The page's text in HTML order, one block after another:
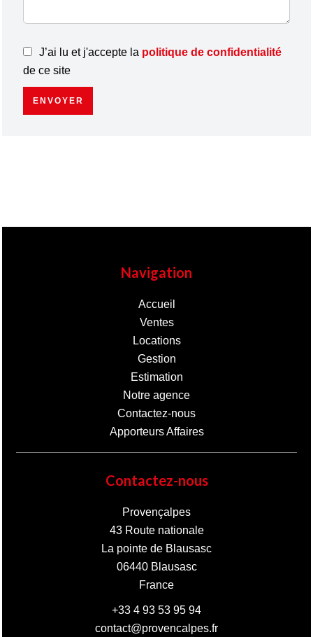
J’ai lu et j'accepte la politique de confidentialité
de ce site
ENVOYER
Navigation
Accueil
Ventes
Locations
Gestion
Estimation
Notre agence
Contactez-nous
Apporteurs Affaires
Contactez-nous
Provençalpes
43 Route nationale
La pointe de Blausasc
06440Blausasc
France
+33 4 93 53 95 94
contact@provencalpes.fr